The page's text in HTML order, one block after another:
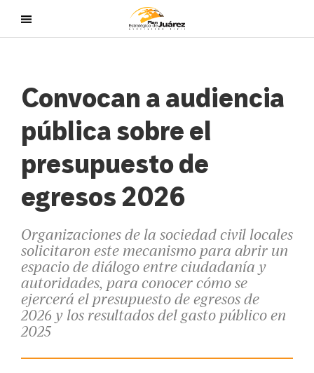
Convocan a audiencia
pública sobre el
presupuesto de
egresos 2026
Organizaciones de la sociedad civil locales
solicitaron este mecanismo para abrir un
espacio de diálogo entre ciudadanía y
autoridades, para conocer cómo se
ejercerá el presupuesto de egresos de
2026 y los resultados del gasto público en
2025